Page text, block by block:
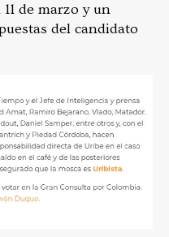
de marzo y un
del candidato